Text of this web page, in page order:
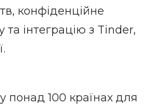
конфіденційне
та інтеграцію з Tinder,
100 країнах для